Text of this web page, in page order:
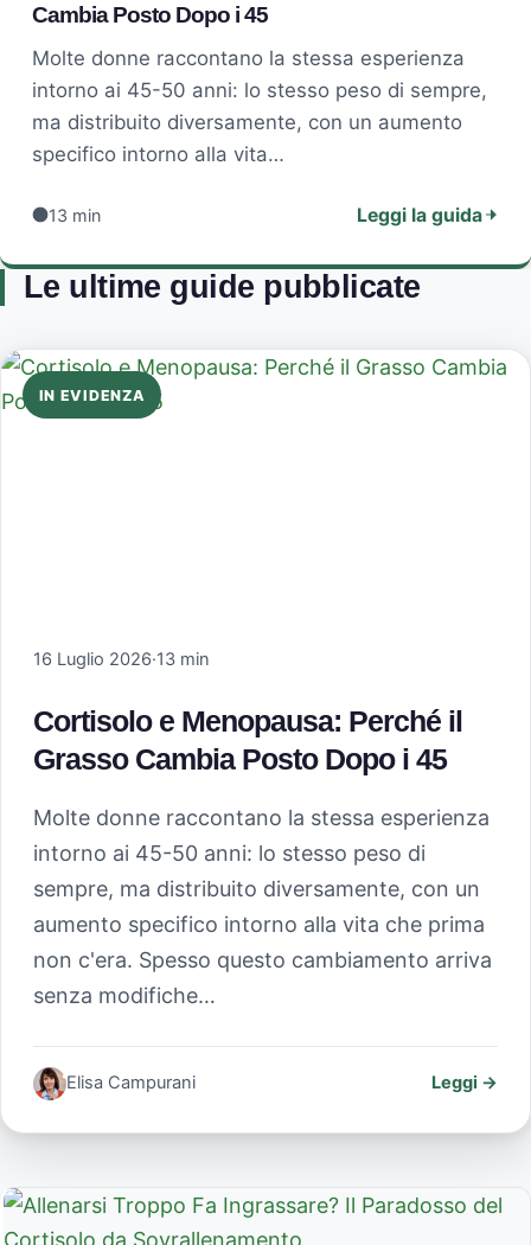
Cambia Posto Dopo i 45
Molte donne raccontano la stessa esperienza
intorno ai 45-50 anni: lo stesso peso di sempre,
ma distribuito diversamente, con un aumento
specifico intorno alla vita…
13 min Leggi la guida
Le ultime guide pubblicate
IN EVIDENZA
16 Luglio 2026·13 min
Cortisolo e Menopausa: Perché il
Grasso Cambia Posto Dopo i 45
Molte donne raccontano la stessa esperienza
intorno ai 45-50 anni: lo stesso peso di
sempre, ma distribuito diversamente, con un
aumento specifico intorno alla vita che prima
non c'era. Spesso questo cambiamento arriva
senza modifiche…
Elisa Campurani Leggi →